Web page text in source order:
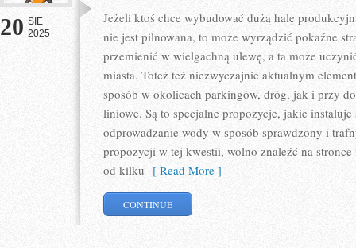
20 SIE
2025
Jeżeli ktoś chce wybudować dużą halę
nie jest pilnowana, to może wyrządzić pokaźne
przemienić w wielgachną ulewę, a ta może
miasta. Toteż też niezwyczajnie aktualnym
sposób w okolicach parkingów, dróg, jak i przy
liniowe. Są to specjalne propozycje, jakie
odprowadzanie wody w sposób sprawdzony i
propozycji w tej kwestii, wolno znaleźć na
od kilku [ Read More ]
CONTINUE